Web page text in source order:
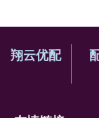
翔云优配